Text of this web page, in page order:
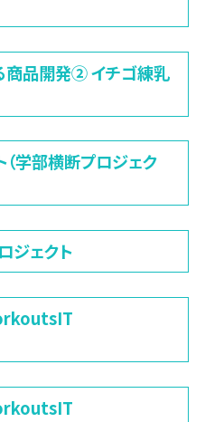
商品開発② イチゴ練乳
（学部横断プロジェク
ジェクト